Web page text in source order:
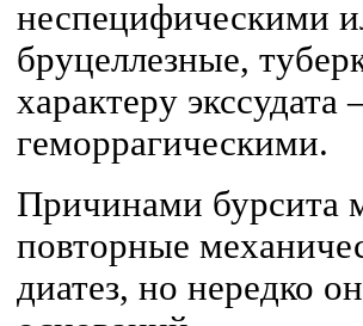
неспецифическими
бруцеллезные,
характеру
геморрагическими.
Причинами бурсита
повторные
диатез, но нередко